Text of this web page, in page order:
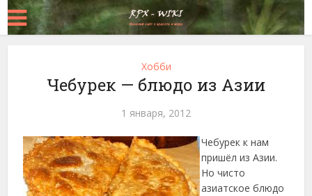
Хобби
Чебурек — блюдо из Азии
1 января, 2012
Чебурек к нам
пришёл из Азии.
Но чисто
азиатское блюдо